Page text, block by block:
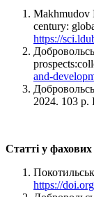
Makhmudov
century:
https://
and-
2024. 103 p.
Статті у
https://